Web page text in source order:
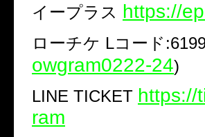
イープラス https://
ローチケ Lコード
owgram0222-24)
LINE TICKET https://
ram